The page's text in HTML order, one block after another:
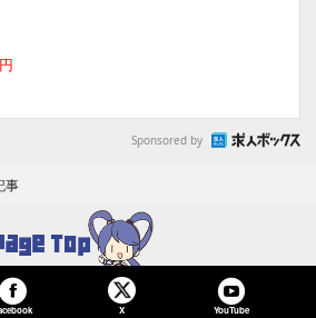
Sponsored by
事
X YouTube